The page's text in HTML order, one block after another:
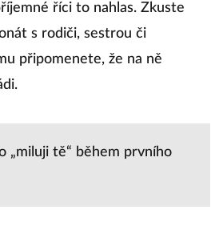
říci to nahlas. Zkuste
s rodiči, sestrou či
připomenete, že na ně
„miluji tě“ během prvního